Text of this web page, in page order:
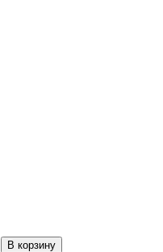
В корзину